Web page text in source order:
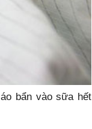
bẩn vào sữa hết